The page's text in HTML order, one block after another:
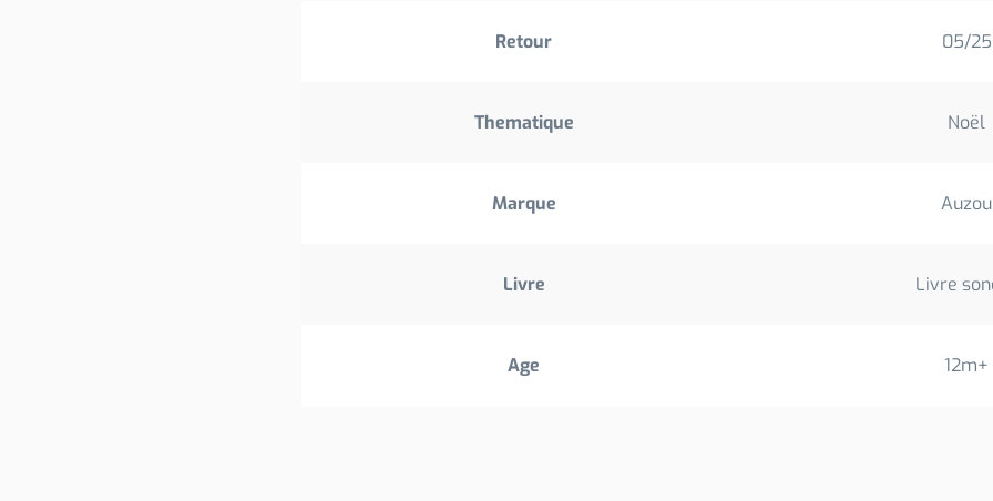
Retour 05/25
Thematique Noël
Marque Auzou
Livre Livre
Age 12m+